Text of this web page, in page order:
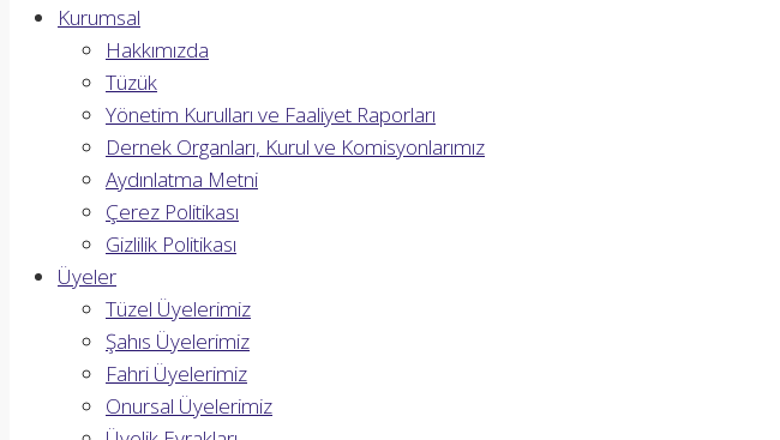
Kurumsal
Hakkımızda
Tüzük
Yönetim Kurulları ve Faaliyet Raporları
Dernek Organları, Kurul ve Komisyonlarımız
Aydınlatma Metni
Çerez Politikası
Gizlilik Politikası
Üyeler
Tüzel Üyelerimiz
Şahıs Üyelerimiz
Fahri Üyelerimiz
Onursal Üyelerimiz